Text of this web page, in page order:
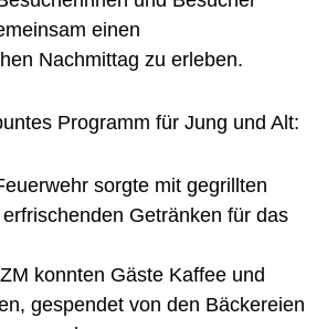
einen
Nachmittag zu erleben.
Programm für Jung und Alt:
sorgte mit gegrillten
Getränken für das
konnten Gäste Kaffee und
gespendet von den Bäckereien